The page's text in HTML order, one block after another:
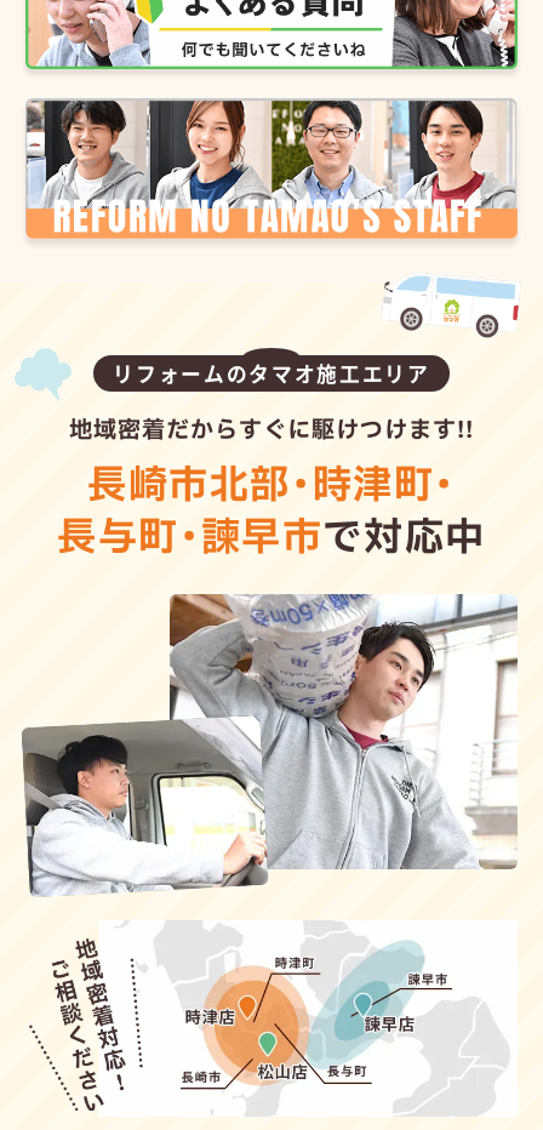
リフォームのタマオ施工エリア
地域密着だからすぐに駆けつけます!!
長崎市北部・時津町・
長与町・諫早市で対応中